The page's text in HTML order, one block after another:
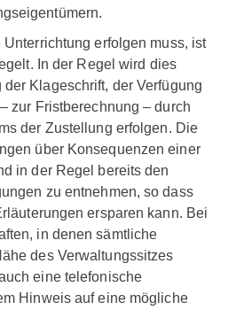
Unterrichtung erfolgen muss, ist
In der Regel wird dies
Klageschrift, der Verfügung
zur Fristberechnung – durch
der Zustellung erfolgen. Die
über Konsequenzen einer
in der Regel bereits den
zu entnehmen, so dass
ersparen kann. Bei
in denen sämtliche
des Verwaltungssitzes
eine telefonische
Hinweis auf eine mögliche